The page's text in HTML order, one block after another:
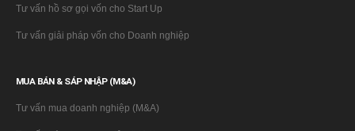
Tư vấn hồ sơ gọi vốn cho Start Up
Tư vấn giải pháp vốn cho Doanh nghiệp
MUA BÁN & SÁP NHẬP (M&A)
Tư vấn mua doanh nghiệp (M&A)